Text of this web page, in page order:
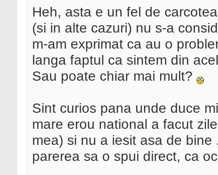
Heh, asta e un fel de
(si in alte cazuri) nu s-a
m-am exprimat ca au o
langa faptul ca sintem din
Sau poate chiar mai mult?
Sint curios pana unde duce
mare erou national a facut
mea) si nu a iesit asa de
parerea sa o spui direct, ca